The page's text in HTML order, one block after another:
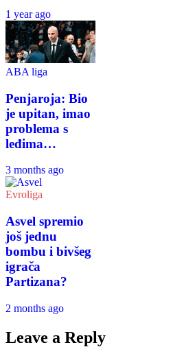
1 year ago
ABA liga
Penjaroja: Bio
je upitan, imao
problema s
leđima…
3 months ago
Evroliga
Asvel spremio
još jednu
bombu i bivšeg
igrača
Partizana?
2 months ago
Leave a Reply